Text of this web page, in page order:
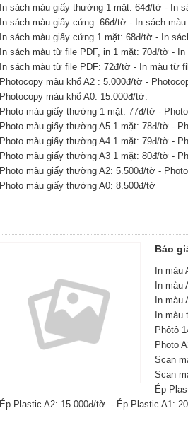
In sách màu giấy thường 1 mặt: 64đ/tờ - In
In sách màu giấy cứng: 66đ/tờ - In sách
In sách màu giấy cứng 1 mặt: 68đ/tờ - In
In sách màu từ file PDF, in 1 mặt: 70đ/tờ -
In sách màu từ file PDF: 72đ/tờ - In màu từ
Photocopy màu khổ A2 : 5.000đ/tờ -
Photocopy màu khổ A0: 15.000đ/tờ.
Photo màu giấy thường 1 mặt: 77đ/tờ -
Photo màu giấy thường A5 1 mặt: 78đ/tờ -
Photo màu giấy thường A4 1 mặt: 79đ/tờ -
Photo màu giấy thường A3 1 mặt: 80đ/tờ -
Photo màu giấy thường A2: 5.500đ/tờ -
Photo màu giấy thường A0: 8.500đ/tờ
Báo
In màu
In màu
In màu
In màu
Phôtô
Photo
Scan
Scan
Ép
Ép Plastic A2: 15.000đ/tờ. - Ép Plastic A1: